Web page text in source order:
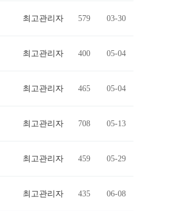
최고관리자 579 03-30
최고관리자 400 05-04
최고관리자 465 05-04
최고관리자 708 05-13
최고관리자 459 05-29
최고관리자 435 06-08